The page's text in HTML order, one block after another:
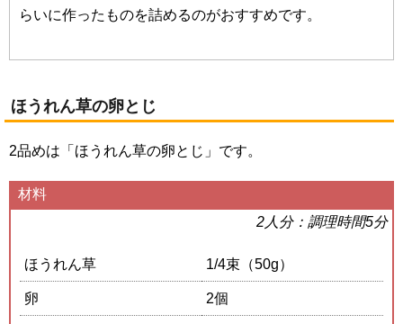
らいに作ったものを詰めるのがおすすめです。
ほうれん草の卵とじ
2品めは「ほうれん草の卵とじ」です。
材料
2人分：調理時間5分
ほうれん草 1/4束（50g）
卵 2個